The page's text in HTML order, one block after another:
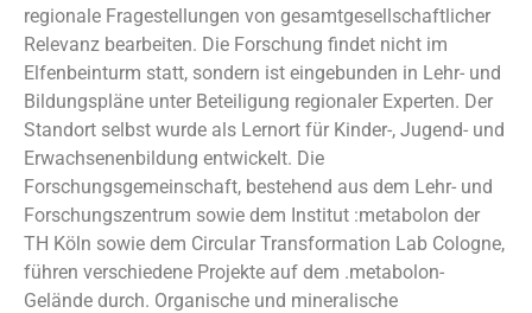
regionale Fragestellungen von gesamtgesellschaftlicher
Relevanz bearbeiten. Die Forschung findet nicht im
Elfenbeinturm statt, sondern ist eingebunden in Lehr- und
Bildungspläne unter Beteiligung regionaler Experten. Der
Standort selbst wurde als Lernort für Kinder-, Jugend- und
Erwachsenenbildung entwickelt. Die
Forschungsgemeinschaft, bestehend aus dem Lehr- und
Forschungszentrum sowie dem Institut :metabolon der
TH Köln sowie dem Circular Transformation Lab Cologne,
führen verschiedene Projekte auf dem .metabolon-
Gelände durch. Organische und mineralische